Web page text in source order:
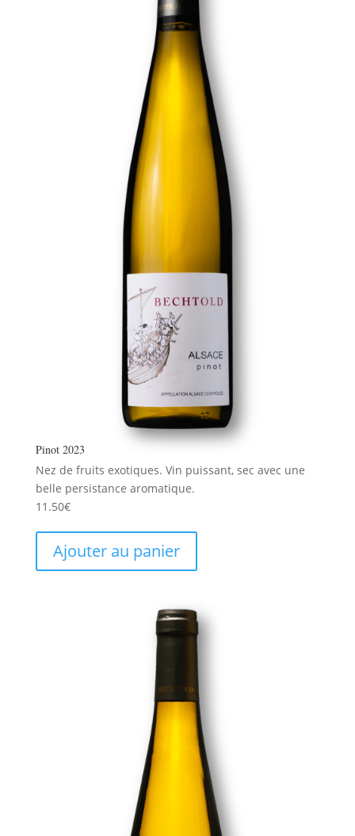
Pinot 2023
Nez de fruits exotiques. Vin puissant, sec avec une
belle persistance aromatique.
11.50€
Ajouter au panier